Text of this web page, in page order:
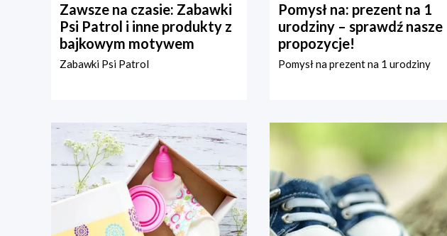
Zawsze na czasie: Zabawki
Psi Patrol i inne produkty z
bajkowym motywem
Zabawki Psi Patrol
Pomysł na: prezent na 1
urodziny – sprawdź nasze
propozycje!
Pomysł na prezent na 1 urodziny